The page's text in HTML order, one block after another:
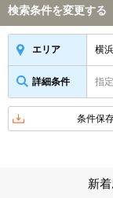
検索条件を変更する
エリア 横
詳細条件 指
条件保
新